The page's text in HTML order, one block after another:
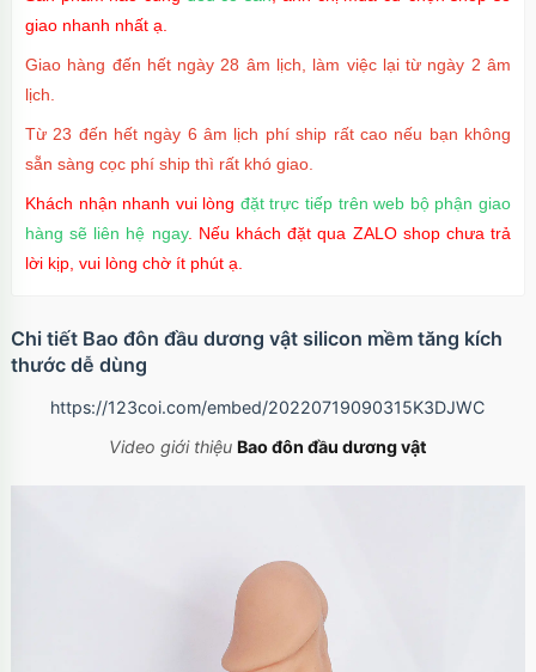
giao nhanh nhất ạ.
Giao hàng đến hết ngày 28 âm lịch, làm việc lại từ ngày 2 âm
lịch.
Từ 23 đến hết ngày 6 âm lịch phí ship rất cao nếu bạn không
sẵn sàng cọc phí ship thì rất khó giao.
Khách nhận nhanh vui lòng đặt trực tiếp trên web bộ phận giao
hàng sẽ liên hệ ngay. Nếu khách đặt qua ZALO shop chưa trả
lời kịp, vui lòng chờ ít phút ạ.
Chi tiết Bao đôn đầu dương vật silicon mềm tăng kích
thước dễ dùng
https://123coi.com/embed/20220719090315K3DJWC
Video giới thiệu Bao đôn đầu dương vật